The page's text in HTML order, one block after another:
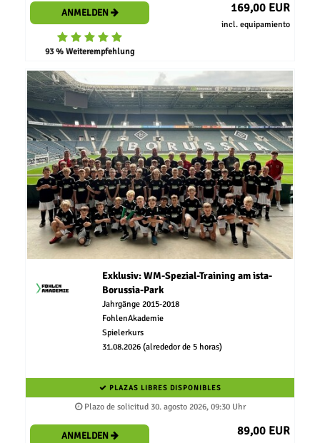
ANMELDEN
93 % Weiterempfehlung
169,00 EUR
incl. equipamiento
Exklusiv: WM-Spezial-Training am ista-
Borussia-Park
Jahrgänge 2015-2018
FohlenAkademie
Spielerkurs
31.08.2026 (alrededor de 5 horas)
PLAZAS LIBRES DISPONIBLES
Plazo de solicitud 30. agosto 2026, 09:30 Uhr
ANMELDEN 89,00 EUR